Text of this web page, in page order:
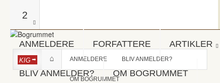
2
ANMELDERE FORFATTERE ARTIKLER
BLIV ANMELDER? OM BOGRUMMET
KIG ANMELDERE BLIV ANMELDER?
OM BOGRUMMET